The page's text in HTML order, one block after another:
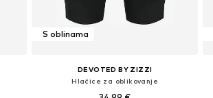
S oblinama
DEVOTED BY ZIZZI
Hlačice za oblikovanje